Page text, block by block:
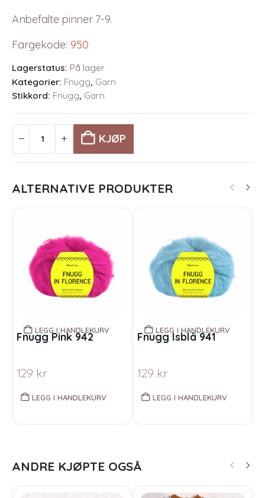
Anbefalte pinner 7-9.
Fargekode: 950
Lagerstatus: På lager
Kategorier: Fnugg, Garn
Stikkord: Fnugg, Garn
KJØP
ALTERNATIVE PRODUKTER
LEGG I HANDLEKURV
Fnugg Pink 942
129 kr
LEGG I HANDLEKURV
LEGG I HANDLEKURV
Fnugg Isblå 941
129 kr
LEGG I HANDLEKURV
ANDRE KJØPTE OGSÅ